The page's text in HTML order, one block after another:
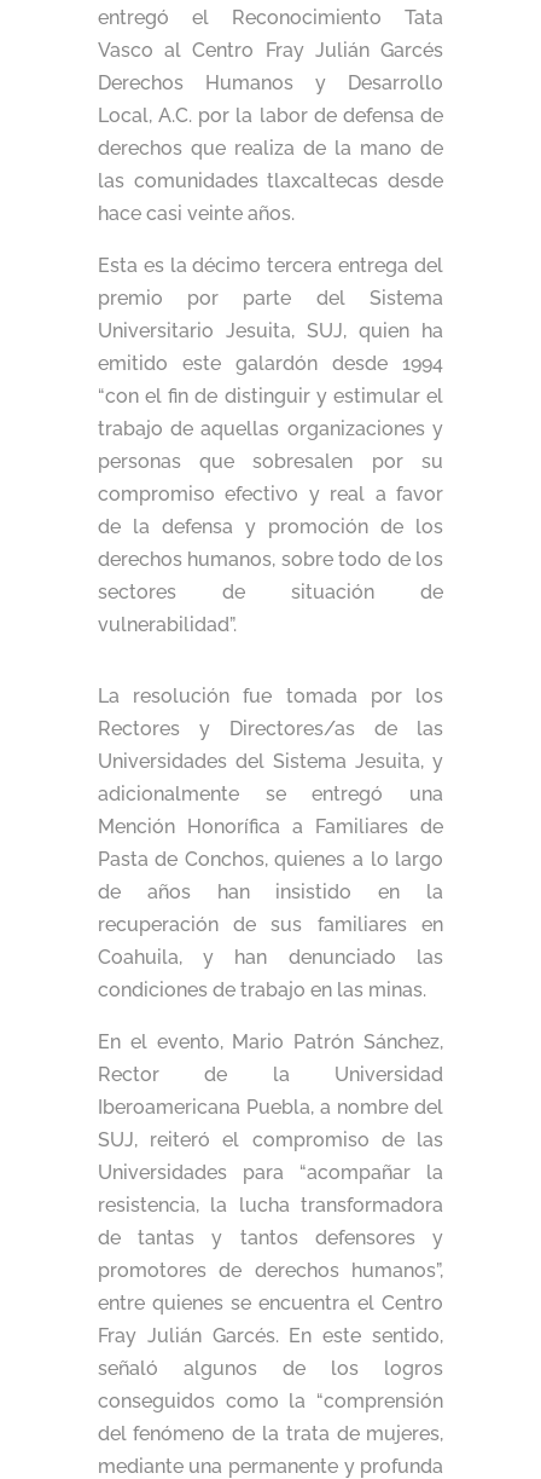
entregó el Reconocimiento Tata
Vasco al Centro Fray Julián Garcés
Derechos Humanos y Desarrollo
Local, A.C. por la labor de defensa de
derechos que realiza de la mano de
las comunidades tlaxcaltecas desde
hace casi veinte años.
Esta es la décimo tercera entrega del
premio por parte del Sistema
Universitario Jesuita, SUJ, quien ha
emitido este galardón desde 1994
“con el fin de distinguir y estimular el
trabajo de aquellas organizaciones y
personas que sobresalen por su
compromiso efectivo y real a favor
de la defensa y promoción de los
derechos humanos, sobre todo de los
sectores de situación de
vulnerabilidad”.
La resolución fue tomada por los
Rectores y Directores/as de las
Universidades del Sistema Jesuita, y
adicionalmente se entregó una
Mención Honorífica a Familiares de
Pasta de Conchos, quienes a lo largo
de años han insistido en la
recuperación de sus familiares en
Coahuila, y han denunciado las
condiciones de trabajo en las minas.
En el evento, Mario Patrón Sánchez,
Rector de la Universidad
Iberoamericana Puebla, a nombre del
SUJ, reiteró el compromiso de las
Universidades para “acompañar la
resistencia, la lucha transformadora
de tantas y tantos defensores y
promotores de derechos humanos”,
entre quienes se encuentra el Centro
Fray Julián Garcés. En este sentido,
señaló algunos de los logros
conseguidos como la “comprensión
del fenómeno de la trata de mujeres,
mediante una permanente y profunda